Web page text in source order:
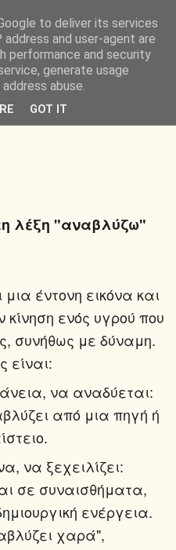
λέξη "αναβλύζω"
έντονη εικόνα και
κίνηση ενός υγρού που
συνήθως με δύναμη.
είναι:
να αναδύεται:
από μια πηγή ή
να ξεχειλίζει:
σε συναισθήματα,
ενέργεια.
χαρά",
to deliver its services
and user-agent are
performance and security
generate usage
abuse.
GOT IT